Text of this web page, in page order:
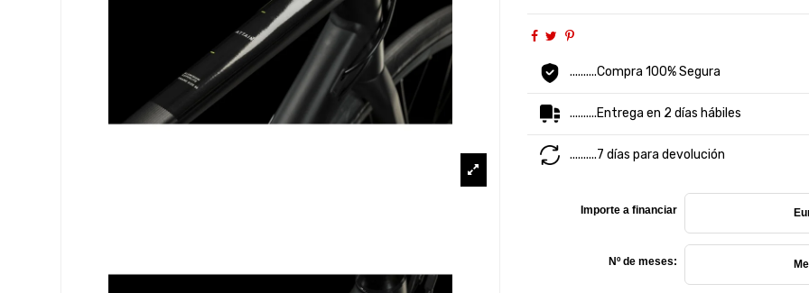
..........Compra 100% Segura
..........Entrega en 2 días hábiles
..........7 días para devolución
Importe a financiar
Nº de meses: